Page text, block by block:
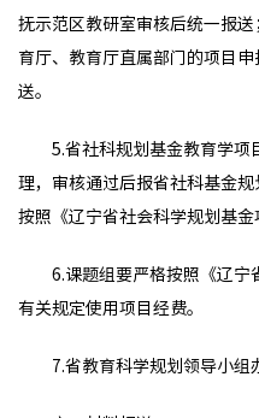
抚示范区教研室审核后统一报
育厅、教育厅直属部门的项目
送。
5.省社科规划基金教育学项
理，审核通过后报省社科基金
按照《辽宁省社会科学规划基金
6.课题组要严格按照《辽宁
有关规定使用项目经费。
7.省教育科学规划领导小组